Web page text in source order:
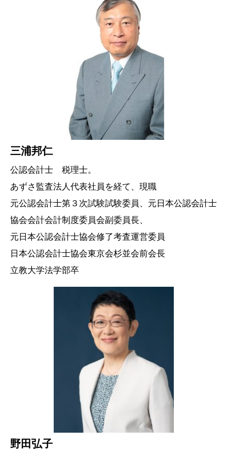
三浦邦仁
公認会計士 税理士。
あずさ監査法人代表社員を経て、現職
元公認会計士第３次試験試験委員、元日本公認会計士
協会会計会計制度委員会副委員長、
元日本公認会計士協会修了考査運営委員
日本公認会計士協会東京会杉並会前会長
立教大学法学部卒
野田弘子